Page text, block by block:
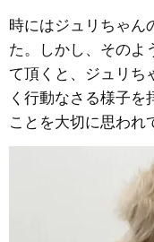
時にはジュリちゃん
た。しかし、そのよ
て頂くと、ジュリち
く行動なさる様子
ことを大切に思われ